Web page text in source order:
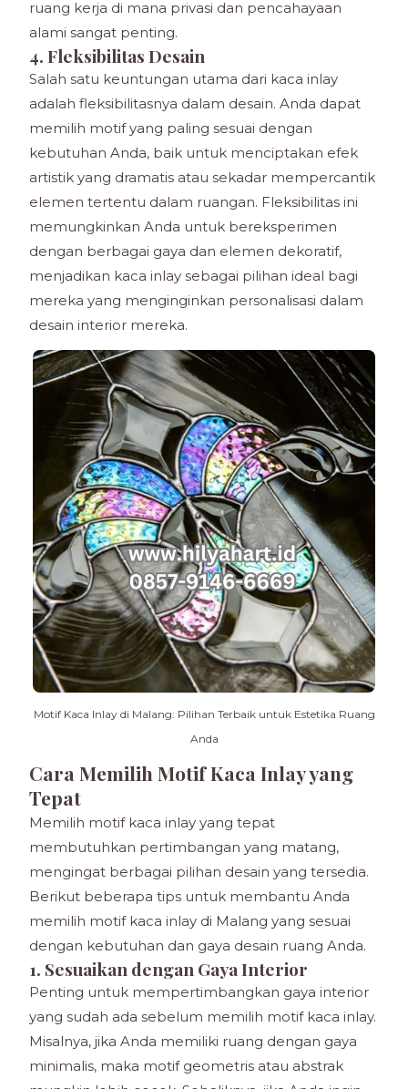
ruang kerja di mana privasi dan pencahayaan
alami sangat penting.
4. Fleksibilitas Desain
Salah satu keuntungan utama dari kaca inlay
adalah fleksibilitasnya dalam desain. Anda dapat
memilih motif yang paling sesuai dengan
kebutuhan Anda, baik untuk menciptakan efek
artistik yang dramatis atau sekadar mempercantik
elemen tertentu dalam ruangan. Fleksibilitas ini
memungkinkan Anda untuk bereksperimen
dengan berbagai gaya dan elemen dekoratif,
menjadikan kaca inlay sebagai pilihan ideal bagi
mereka yang menginginkan personalisasi dalam
desain interior mereka.
Motif Kaca Inlay di Malang: Pilihan Terbaik untuk Estetika Ruang
Anda
Cara Memilih Motif Kaca Inlay yang
Tepat
Memilih motif kaca inlay yang tepat
membutuhkan pertimbangan yang matang,
mengingat berbagai pilihan desain yang tersedia.
Berikut beberapa tips untuk membantu Anda
memilih motif kaca inlay di Malang yang sesuai
dengan kebutuhan dan gaya desain ruang Anda.
1. Sesuaikan dengan Gaya Interior
Penting untuk mempertimbangkan gaya interior
yang sudah ada sebelum memilih motif kaca inlay.
Misalnya, jika Anda memiliki ruang dengan gaya
minimalis, maka motif geometris atau abstrak